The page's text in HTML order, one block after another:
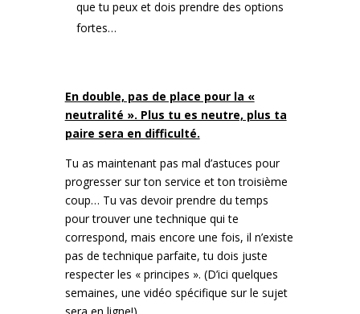
que tu peux et dois prendre des options
fortes…
En double, pas de place pour la «
neutralité ». Plus tu es neutre, plus ta
paire sera en difficulté.
Tu as maintenant pas mal d’astuces pour
progresser sur ton service et ton troisième
coup… Tu vas devoir prendre du temps
pour trouver une technique qui te
correspond, mais encore une fois, il n’existe
pas de technique parfaite, tu dois juste
respecter les « principes ». (D’ici quelques
semaines, une vidéo spécifique sur le sujet